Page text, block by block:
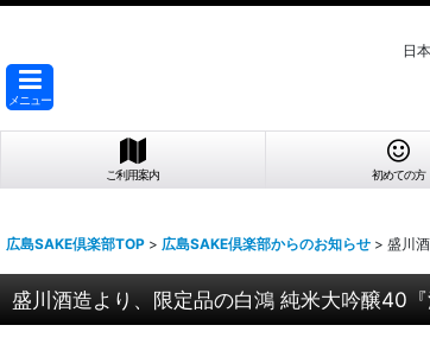
日
メニュー
ご利用案内 初めての方
広島SAKE倶楽部TOP > 広島SAKE倶楽部からのお知らせ > 盛川
盛川酒造より、限定品の白鴻 純米大吟醸40